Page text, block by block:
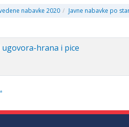
nabavke 2020 / Javne nabavke po
hrana i pice